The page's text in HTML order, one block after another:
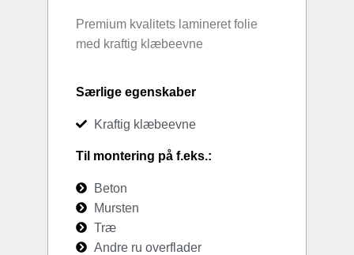
Premium kvalitets lamineret folie
med kraftig klæbeevne
Særlige egenskaber
Kraftig klæbeevne
Til montering på f.eks.:
Beton
Mursten
Træ
Andre ru overflader